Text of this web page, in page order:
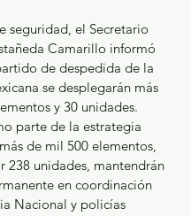
seguridad, el Secretario
Camarillo informó
de despedida de la
se desplegarán más
y 30 unidades.
parte de la estrategia
de mil 500 elementos,
238 unidades, mantendrán
en coordinación
Nacional y policías